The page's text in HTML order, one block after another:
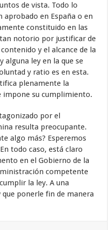
de vista. Todo lo
en España o en
constituido en las
notorio por justificar de
y el alcance de la
alguna ley en la que se
y ratio es en esta.
plenamente la
impone su cumplimiento.
por el
resulta preocupante.
algo más? Esperemos
todo caso, está claro
en el Gobierno de la
competente
la ley. A una
ponerle fin de manera